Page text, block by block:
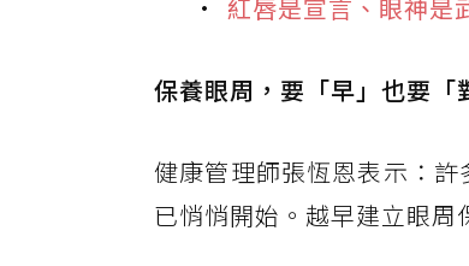
紅唇是宣言、眼神是
保養眼周，要「早」也要「
健康管理師張恆恩表示：
已悄悄開始。越早建立眼周